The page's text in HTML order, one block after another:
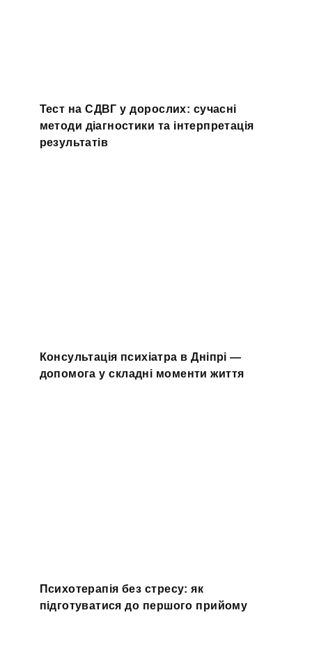
Тест на СДВГ у дорослих: сучасні
методи діагностики та інтерпретація
результатів
Консультація психіатра в Дніпрі —
допомога у складні моменти життя
Психотерапія без стресу: як
підготуватися до першого прийому